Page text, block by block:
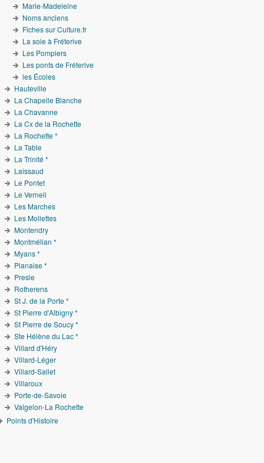
Marie-Madeleine
Noms anciens
Fiches sur Culture.fr
La soie à Fréterive
Les Pompiers
Les ponts de Fréterive
les Écoles
Hauteville
La Chapelle Blanche
La Chavanne
La Cx de la Rochette
La Rochette *
La Table
La Trinité *
Laissaud
Le Pontet
Le Verneil
Les Marches
Les Mollettes
Montendry
Montmélian *
Myans *
Planaise *
Presle
Rotherens
St J. de la Porte *
St Pierre d'Albigny *
St Pierre de Soucy *
Ste Hélène du Lac *
Villard d'Héry
Villard-Léger
Villard-Sallet
Villaroux
Porte-de-Savoie
Valgelon-La Rochette
Points d'Histoire